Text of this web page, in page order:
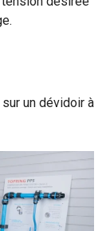
un dévidoir à